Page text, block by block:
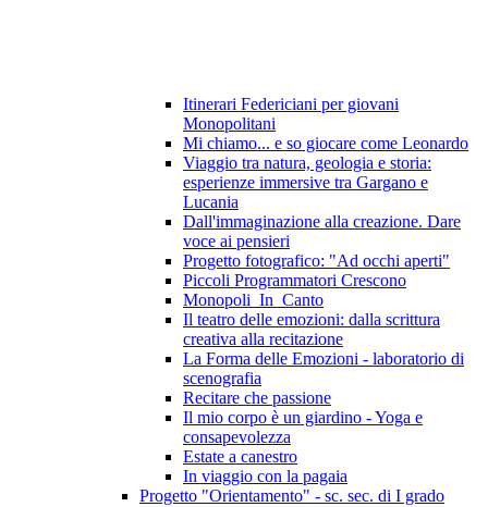
Itinerari Federiciani per giovani
Monopolitani
Mi chiamo... e so giocare come Leonardo
Viaggio tra natura, geologia e storia:
esperienze immersive tra Gargano e
Lucania
Dall'immaginazione alla creazione. Dare
voce ai pensieri
Progetto fotografico: "Ad occhi aperti"
Piccoli Programmatori Crescono
Monopoli_In_Canto
Il teatro delle emozioni: dalla scrittura
creativa alla recitazione
La Forma delle Emozioni - laboratorio di
scenografia
Recitare che passione
Il mio corpo è un giardino - Yoga e
consapevolezza
Estate a canestro
In viaggio con la pagaia
Progetto "Orientamento" - sc. sec. di I grado